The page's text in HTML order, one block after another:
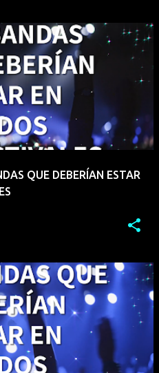
QUE DEBERÍAN ESTAR